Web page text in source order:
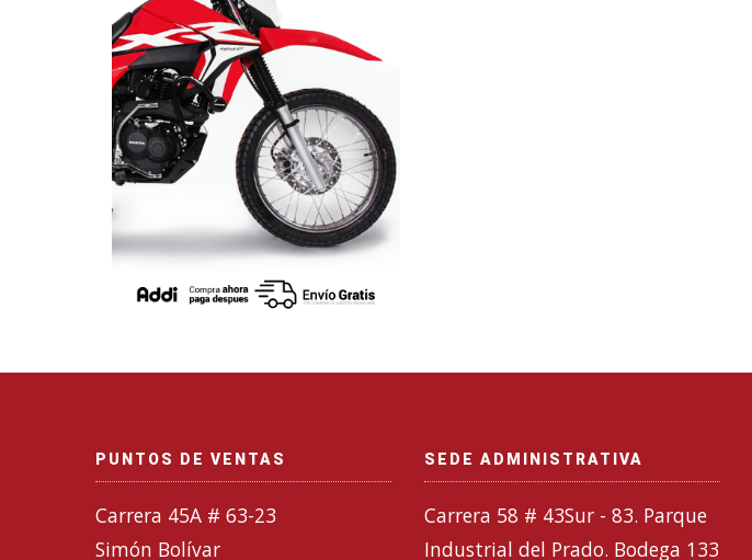
PUNTOS DE VENTAS
Carrera 45A # 63-23
Simón Bolívar
SEDE ADMINISTRATIVA
Carrera 58 # 43Sur - 83. Parque
Industrial del Prado. Bodega 133